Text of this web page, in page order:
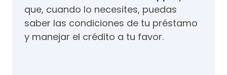
que, cuando lo necesites, puedas
saber las condiciones de tu préstamo
y manejar el crédito a tu favor.